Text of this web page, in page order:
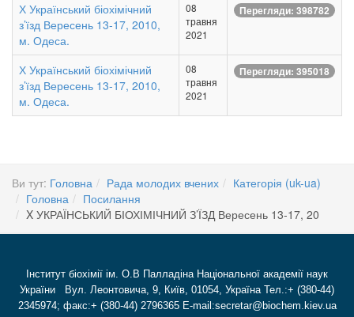
Х Український біохімічний
з’їзд Вересень 13-17, 2010,
м. Одеса.
08
травня
2021
Перегляди: 398782
Х Український біохімічний
з’їзд Вересень 13-17, 2010,
м. Одеса.
08
травня
2021
Перегляди: 395018
Ви тут: Головна Рада молодих вчених
Категорія (uk-ua)
Головна
Посилання
X УКРАЇНСЬКИЙ БІОХІМІЧНИЙ З’ЇЗД Вересень 13-17, 20
Інститут біохімії ім. О.В Палладіна Національної академії наук
України Вул. Леонтовича, 9, Київ, 01054, Україна Тел.:+ (380-44)
2345974; факс:+ (380-44) 2796365 E-mail:secretar@biochem.kiev.ua